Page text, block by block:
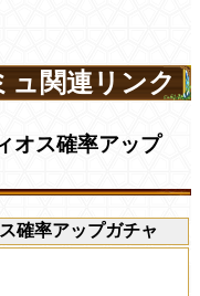
関連リンク
オス確率アップ
確率アップガチャ